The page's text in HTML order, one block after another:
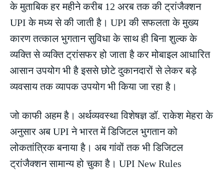
के मुताबिक हर महीने करीब 12 अरब तक की ट्रांजैक्शन
UPI के मध्य से की जाती है। UPI की सफलता के मुख्य
कारण तत्काल भुगतान सुविधा के साथ ही बिना शुल्क के
व्यक्ति से व्यक्ति ट्रांसफर हो जाता है कर मोबाइल आधारित
आसान उपयोग भी है इससे छोटे दुकानदारों से लेकर बड़े
व्यवसाय तक व्यापक उपयोग भी किया जा रहा है।
जो काफी अहम है। अर्थव्यवस्था विशेषज्ञ डॉ. राकेश मेहरा के
अनुसार अब UPI ने भारत में डिजिटल भुगतान को
लोकतांत्रिक बनाया है। अब गांवों तक भी डिजिटल
ट्रांजैक्शन सामान्य हो चुका है। UPI New Rules